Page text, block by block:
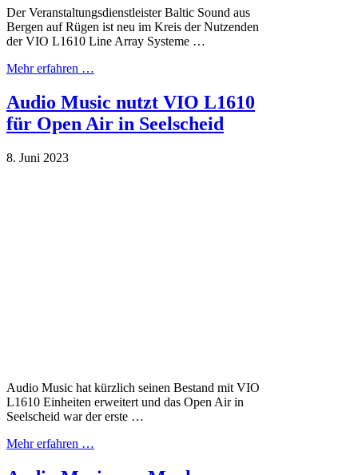
Der Veranstaltungsdienstleister Baltic Sound aus
Bergen auf Rügen ist neu im Kreis der Nutzenden
der VIO L1610 Line Array Systeme …
Mehr erfahren …
Audio Music nutzt VIO L1610
für Open Air in Seelscheid
8. Juni 2023
Audio Music hat kürzlich seinen Bestand mit VIO
L1610 Einheiten erweitert und das Open Air in
Seelscheid war der erste …
Mehr erfahren …